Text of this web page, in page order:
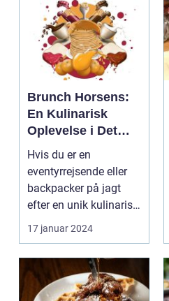
Brunch Horsens:
En Kulinarisk
Oplevelse i Det
Centrale Jylland
Hvis du er en
eventyrrejsende eller
backpacker på jagt
efter en unik kulinarisk
oplevelse i Det Cent...
17 januar 2024